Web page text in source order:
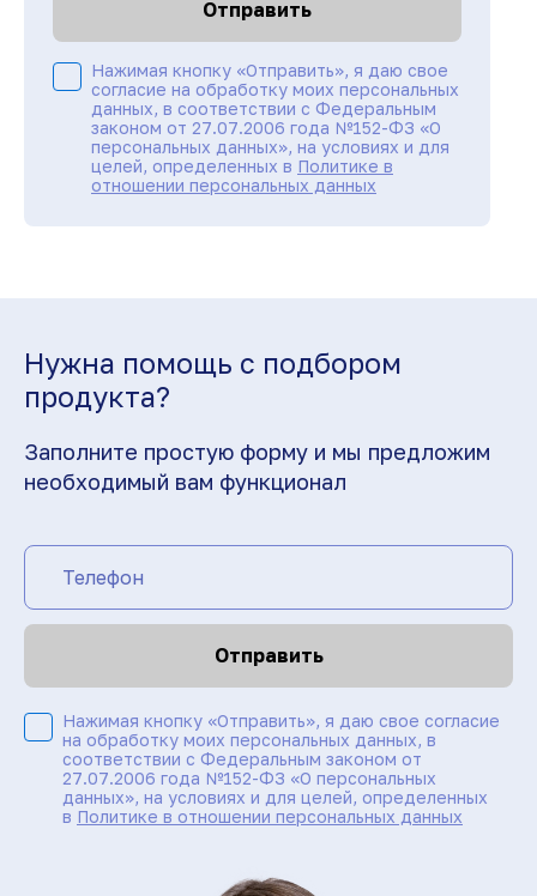
Отправить
Нажимая кнопку «Отправить», я даю свое
согласие на обработку моих персональных
данных, в соответствии с Федеральным
законом от 27.07.2006 года №152-ФЗ «О
персональных данных», на условиях и для
целей, определенных в Политике в
отношении персональных данных
Нужна помощь с подбором
продукта?
Заполните простую форму и мы предложим
необходимый вам функционал
Отправить
Нажимая кнопку «Отправить», я даю свое согласие
на обработку моих персональных данных, в
соответствии с Федеральным законом от
27.07.2006 года №152-ФЗ «О персональных
данных», на условиях и для целей, определенных
в Политике в отношении персональных данных